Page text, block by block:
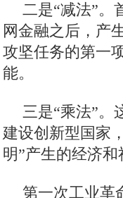
观察者网：您
别关注？
张维为：从政
一是“加法”，
兴产业集群、“
设，推动集成电
这方面我们都是